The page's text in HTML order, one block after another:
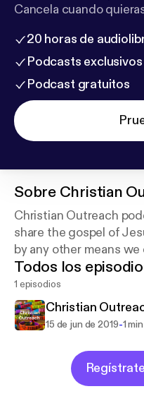
Cancela cuando
20 horas de
Podcasts exclusivos
Podcast gratuitos
Sobre Christian
Christian Outreach
share the gospel of
by any other means we
Todos los
1 episodios
Christian
15 de jun de 2019-1 min